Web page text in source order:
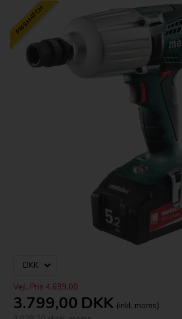
PRISMATCH
Vejl. Pris 4.699,00
3.799,00 DKK (inkl. moms)